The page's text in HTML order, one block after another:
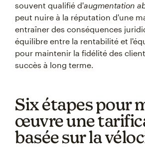
souvent qualifié d'augmentation
peut nuire à la réputation d'une
entraîner des conséquences
équilibre entre la rentabilité et
pour maintenir la fidélité des
succès à long terme.
Six étapes pour
œuvre une
basée sur la